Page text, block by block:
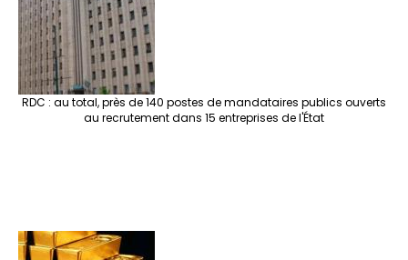
RDC : au total, près de 140 postes de mandataires publics ouverts
au recrutement dans 15 entreprises de l'État